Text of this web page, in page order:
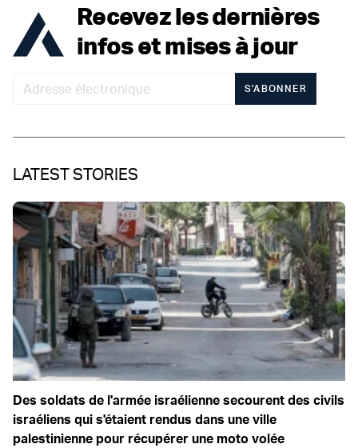
Recevez les dernières
infos et mises à jour
S'ABONNER
LATEST STORIES
Des soldats de l'armée israélienne secourent des civils
israéliens qui s'étaient rendus dans une ville
palestinienne pour récupérer une moto volée